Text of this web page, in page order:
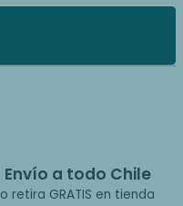
Envío a todo Chile
o retira GRATIS en tienda